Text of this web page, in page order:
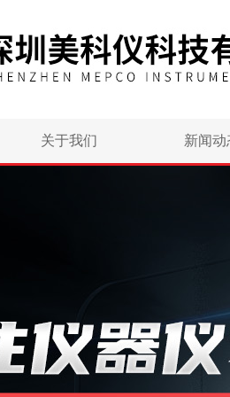
关于我们 新闻动